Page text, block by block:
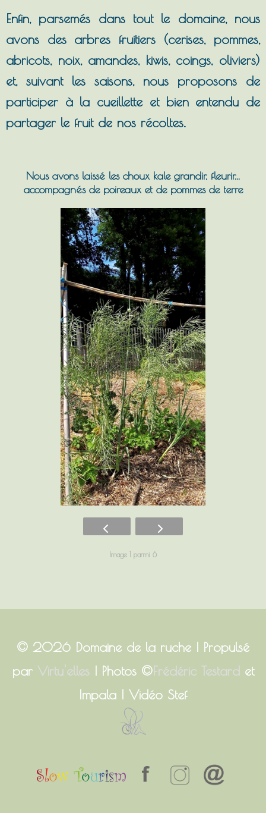
Enfin, parsemés dans tout le domaine, nous
avons des arbres fruitiers (cerises, pommes,
abricots, noix, amandes, kiwis, coings, oliviers)
et, suivant les saisons, nous proposons de
participer à la cueillette et bien entendu de
partager le fruit de nos récoltes.
Nous avons laissé les choux kale grandir, fleurir...
accompagnés de poireaux et de pommes de terre
Image 1 parmi 6
© 2026 Domaine de la ruche | Propulsé
par Virtu'elles| Photos ©Frédéric Testard et
Impala | Vidéo Stef